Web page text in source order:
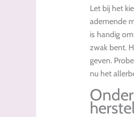
Let bij het
ademende
is handig
zwak bent.
geven.
nu het